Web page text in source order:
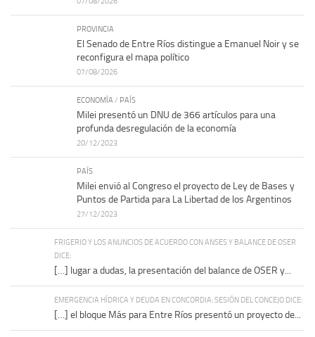
PROVINCIA
El Senado de Entre Ríos distingue a Emanuel Noir y se
reconfigura el mapa político
07/08/2026
ECONOMÍA / PAÍS
Milei presentó un DNU de 366 artículos para una
profunda desregulación de la economía
20/12/2023
PAÍS
Milei envió al Congreso el proyecto de Ley de Bases y
Puntos de Partida para La Libertad de los Argentinos
27/12/2023
FRIGERIO Y LOS ANUNCIOS DE ACUERDO CON ANSES Y BALANCE DE OSER
DICE:
[…] lugar a dudas, la presentación del balance de OSER y...
EMERGENCIA HÍDRICA Y DEUDA EN CONCORDIA: SESIÓN DEL CONCEJO DICE:
[…] el bloque Más para Entre Ríos presentó un proyecto de...